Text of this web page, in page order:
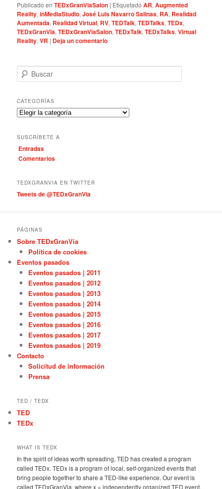
Publicado en TEDxGranViaSalon | Etiquetado AR,Augmented
Reality,inMediaStudio,José Luis Navarro Salinas, RA, Realidad
Aumentada, Realidad Virtual, RV,TEDTalk,TEDTalks,TEDx,
TEDxGranVia,TEDxGranViaSalon,TEDxTalk,TEDxTalks,Virtual
Reality,VR | Deja un comentario
u
c
a
r
CATEGORÍAS
C
e
g
o
a
s
SUSCRÍBETE A
Entradas
Comentarios
TEDXGRANVIA EN TWITTER
Tweets de @TEDxGranVia
PÁGINAS
Sobre TEDxGranVia
Política de cookies
Eventos pasados
Eventos pasados | 2011
Eventos pasados | 2012
Eventos pasados | 2013
Eventos pasados | 2014
Eventos pasados | 2015
Eventos pasados | 2016
Eventos pasados | 2017
Eventos pasados | 2019
Contacto
Solicitud de información
Prensa
TED / TEDX
TED
TEDx
WHAT IS TEDX
In the spirit of ideas worth spreading, TED has created a program
called TEDx. TEDx is a program of local, self-organized events that
bring people together to share a TED-like experience. Our event is
called TEDxGranVia, where x = independently organized TED event.